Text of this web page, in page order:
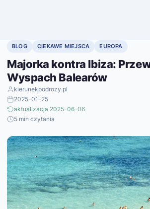
BLOG CIEKAWE MIEJSCA EUROPA
Majorka kontra Ibiza:
Wyspach Balearów
kierunekpodrozy.pl
2025-01-25
aktualizacja 2025-06-06
5 min czytania